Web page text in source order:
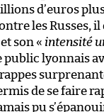
d’euros
les Russes,
et son « intensité
public lyonnais
de se faire
pu